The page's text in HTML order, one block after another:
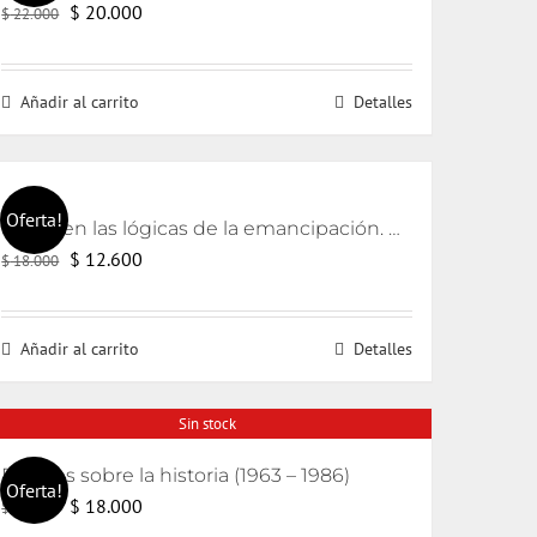
$22.000 El
original
era:
$ 20.000
actual
Añadir al carrito Detalles
Oferta! Lacan en las lógicas de la emancipación. A partir de los textos de Jorge Alemán.
$18.000 El
original
era:
$ 12.600
actual
Añadir al carrito Detalles
Sin stock
Oferta!
Escritos sobre la historia (1963 – 1986)
$ 20.000 El
$ 18.000